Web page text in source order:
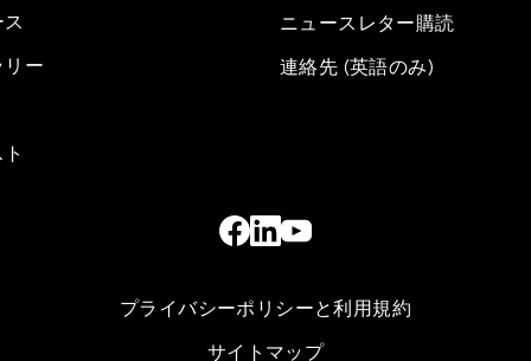
リー
ニュースレター購読
連絡先 (英語のみ)
プライバシーポリシーと利用規約
サイトマップ